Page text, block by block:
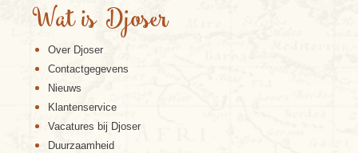
Wat is Djoser
Over Djoser
Contactgegevens
Nieuws
Klantenservice
Vacatures bij Djoser
Duurzaamheid